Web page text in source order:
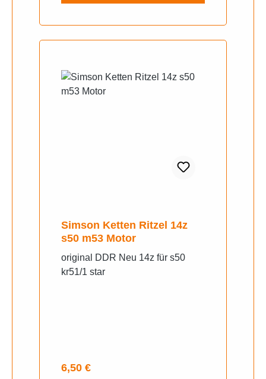
Simson Ketten Ritzel 14z
s50 m53 Motor
original DDR Neu 14z für s50
kr51/1 star
Regulärer Preis:
6,50 €